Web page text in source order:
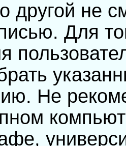
другой не
Для
Не